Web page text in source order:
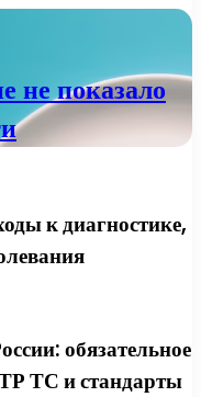
не показало
к диагностике,
обязательное
ТР ТС и стандарты